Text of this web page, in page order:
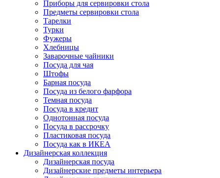
Приборы для сервировки стола
Предметы сервировки стола
Тарелки
Турки
Фужеры
Хлебницы
Заварочные чайники
Посуда для чая
Штофы
Барная посуда
Посуда из белого фарфора
Темная посуда
Посуда в кредит
Однотонная посуда
Посуда в рассрочку
Пластиковая посуда
Посуда как в ИКЕА
Дизайнерская коллекция
Дизайнерская посуда
Дизайнерские предметы интерьера